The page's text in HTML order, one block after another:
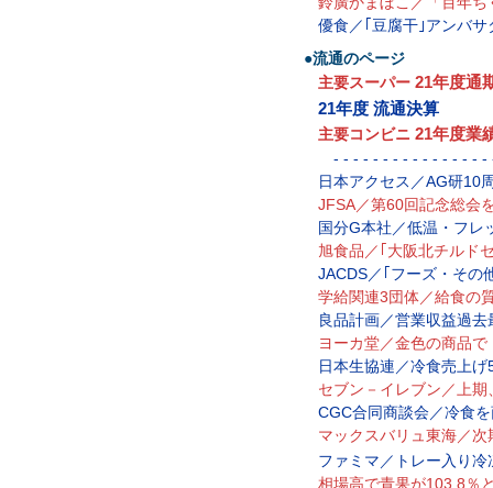
優食／｢豆腐干｣アンバ
●流通のページ
主要スーパー 21年度通
21年度 流通決算
主要コンビニ 21年度業
- - - - - - - - - - - - - - - -
日本アクセス／AG研10
JFSA／第60回記念総会
国分G本社／低温・フレ
旭食品／｢大阪北チルド
JACDS／｢フーズ・その
学給関連3団体／給食の
良品計画／営業収益過
ヨーカ堂／金色の商品
日本生協連／冷食売上
セブン－イレブン／上
CGC合同商談会／冷食
マックスバリュ東海／
ファミマ／トレー入り
相場高で青果が103.8％